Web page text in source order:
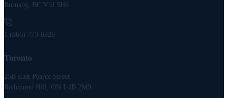
Burnaby, BC V5J 5H6
1 (866) 773-6926
Toronto
25B East Pearce Street
Richmond Hill, ON L4B 2M9